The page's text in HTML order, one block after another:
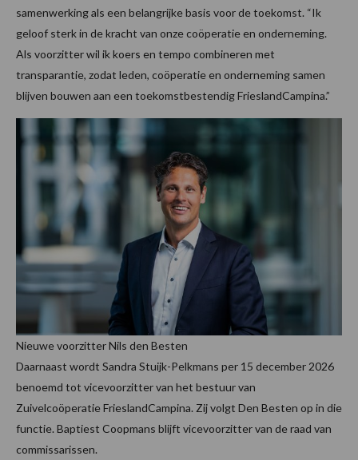
samenwerking als een belangrijke basis voor de toekomst. “Ik
geloof sterk in de kracht van onze coöperatie en onderneming.
Als voorzitter wil ik koers en tempo combineren met
transparantie, zodat leden, coöperatie en onderneming samen
blijven bouwen aan een toekomstbestendig FrieslandCampina.”
Nieuwe voorzitter Nils den Besten
Daarnaast wordt Sandra Stuijk-Pelkmans per 15 december 2026
benoemd tot vicevoorzitter van het bestuur van
Zuivelcoöperatie FrieslandCampina. Zij volgt Den Besten op in die
functie. Baptiest Coopmans blijft vicevoorzitter van de raad van
commissarissen.